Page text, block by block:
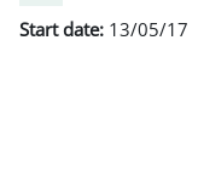
Start date: 13/05/17